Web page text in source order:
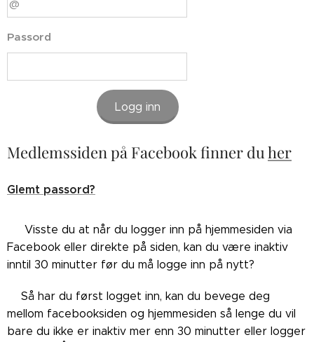
Passord
Logg inn
Medlemssiden på Facebook finner duher
Glemt passord?
👉🏼Visste du at når du logger inn på hjemmesiden via
Facebook eller direkte på siden, kan du være inaktiv
inntil 30 minutter før du må logge inn på nytt?
👉🏼Så har du først logget inn, kan du bevege deg
mellom facebooksiden og hjemmesiden så lenge du vil
bare du ikke er inaktiv mer enn 30 minutter eller logger